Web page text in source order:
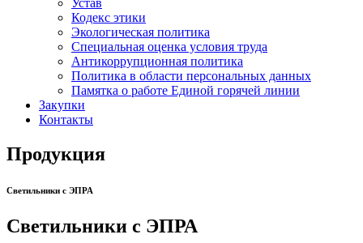
Устав
Кодекс этики
Экологическая политика
Специальная оценка условия труда
Антикоррупционная политика
Политика в области персональных данных
Памятка о работе Единой горячей линии
Закупки
Контакты
Продукция
Светильники с ЭПРА
Светильники с ЭПРА